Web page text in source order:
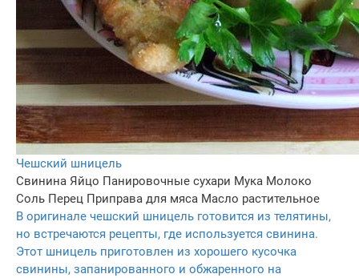
Чешский шницель
Свинина Яйцо Панировочные сухари Мука Молоко
Соль Перец Приправа для мяса Масло растительное
В оригинале чешский шницель готовится из телятины,
но встречаются рецепты, где используется свинина.
Этот шницель приготовлен из хорошего кусочка
свинины, запанированного и обжаренного на